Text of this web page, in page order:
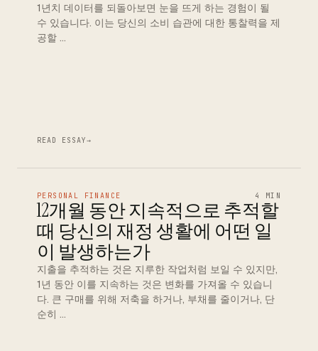
1년치 데이터를 되돌아보면 눈을 뜨게 하는 경험이 될
수 있습니다. 이는 당신의 소비 습관에 대한 통찰력을 제
공할 …
READ ESSAY→
PERSONAL FINANCE 4 MIN
12개월 동안 지속적으로 추적할
때 당신의 재정 생활에 어떤 일
이 발생하는가
지출을 추적하는 것은 지루한 작업처럼 보일 수 있지만,
1년 동안 이를 지속하는 것은 변화를 가져올 수 있습니
다. 큰 구매를 위해 저축을 하거나, 부채를 줄이거나, 단
순히 …